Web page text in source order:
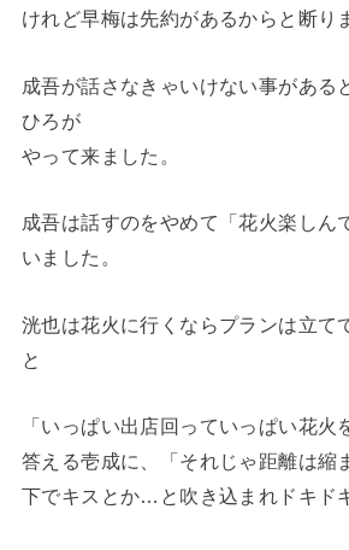
けれど早梅は先約があるからと断り
成吾が話さなきゃいけない事がある
ひろが
やって来ました。
成吾は話すのをやめて「花火楽しん
いました。
洸也は花火に行くならプランは立て
と
「いっぱい出店回っていっぱい花火
答える壱成に、「それじゃ距離は縮
下でキスとか…と吹き込まれドキド